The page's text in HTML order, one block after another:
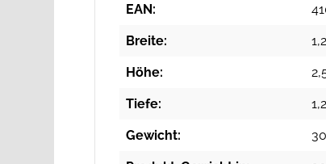
EAN:
Breite:
Höhe:
Tiefe:
Gewicht: